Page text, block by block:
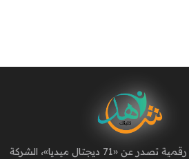
مجلة طبية صحية رقمية تصدر عن «71 ديجتال ميديا»، الشركة